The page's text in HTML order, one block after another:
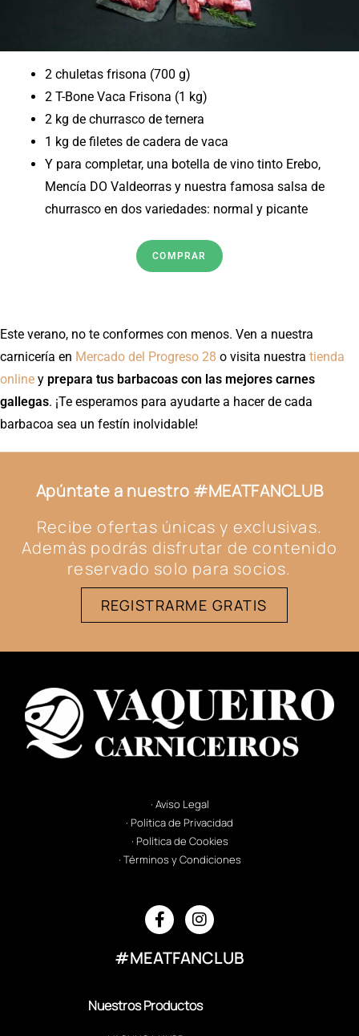
2 chuletas frisona (700 g)
2 T-Bone Vaca Frisona (1 kg)
2 kg de churrasco de ternera
1 kg de filetes de cadera de vaca
Y para completar, una botella de vino tinto Erebo,
Mencía DO Valdeorras y nuestra famosa salsa de
churrasco en dos variedades: normal y picante
COMPRAR
Este verano, no te conformes con menos. Ven a nuestra
carnicería en Mercado del Progreso 28 o visita nuestra tienda
online y prepara tus barbacoas con las mejores carnes
gallegas. ¡Te esperamos para ayudarte a hacer de cada
barbacoa sea un festín inolvidable!
Apúntate a nuestro #MEATFANCLUB
Recibe ofertas únicas y exclusivas.
Además podrás disfrutar de contenido
reservado solo para socios.
REGISTRARME GRATIS
· Aviso Legal
· Política de Privacidad
· Política de Cookies
· Términos y Condiciones
#MEATFANCLUB
Nuestros Productos